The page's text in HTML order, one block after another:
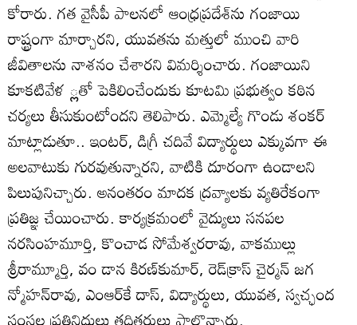
కోరారు. గత వైసీపీ పాలనలో ఆంధ్రప్రదేశ్‌ను గంజాయి
రాష్ట్రంగా మార్చారని, యువతను మత్తులో ముంచి వారి
జీవితాలను నాశనం చేశారని విమర్శించారు. గంజాయిని
కూకటివేళ ్లతో పెకిలించేందుకు కూటమి ప్రభుత్వం కఠిన
చర్యలు తీసుకుంటోందని తెలిపారు. ఎమ్మెల్యే గొండు శంకర్‌
మాట్లాడుతూ.. ఇంటర్‌, డిగ్రీ చదివే విద్యార్థులు ఎక్కువగా ఈ
అలవాటుకు గురవుతున్నారని, వాటికి దూరంగా ఉండాలని
పిలుపునిచ్చారు. అనంతరం మాదక ద్రవ్యాలకు వ్యతిరేకంగా
ప్రతిజ్ఞ చేయించారు. కార్యక్రమంలో వైద్యులు సనపల
నరసింహమూర్తి, కొంచాడ సోమేశ్వరరావు, వాకముల్లు
శ్రీరామ్మూర్తి, వం డాన కిరణ్‌కుమార్‌, రెడ్‌క్రాస్‌ చైర్మన్‌ జగ
న్మోహన్‌రావు, ఎంఆర్‌కే దాస్‌, విద్యార్థులు, యువత, స్వచ్ఛంద